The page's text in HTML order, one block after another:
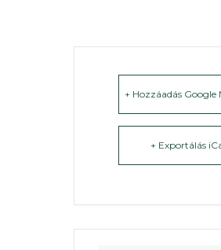
+ Hozzáadás
+ Exportálás